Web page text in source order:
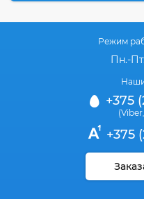
Режим
Пн.-
+375
(Viber
+375